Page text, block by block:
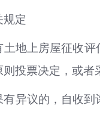
规定
土地上房屋征收
投票决定，或者
有异议的，自收